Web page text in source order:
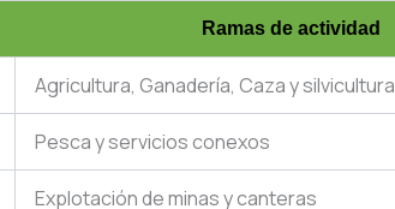
Ramas de actividad
Agricultura, Ganadería, Caza y silvicultura
Pesca y servicios conexos
Explotación de minas y canteras